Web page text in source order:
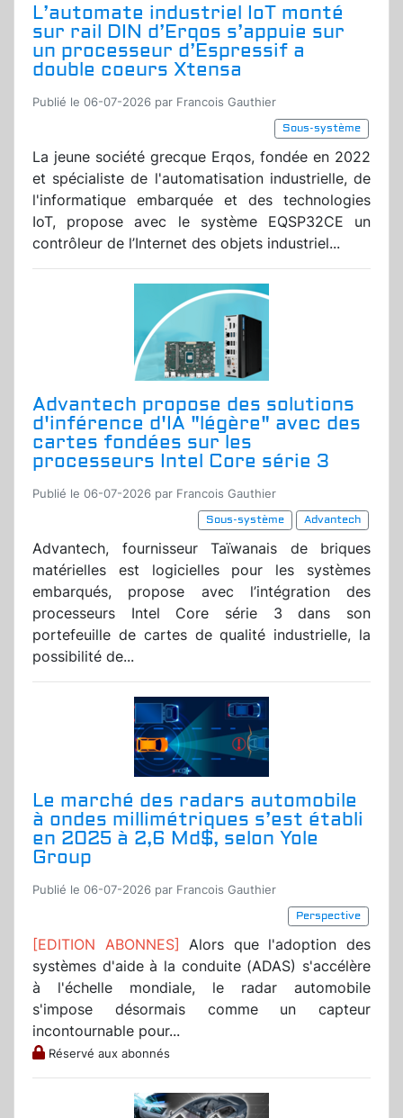
L’automate industriel IoT monté
sur rail DIN d’Erqos s’appuie sur
un processeur d’Espressif a
double coeurs Xtensa
Publié le 06-07-2026 par Francois Gauthier
Sous-système
La jeune société grecque Erqos, fondée en 2022
et spécialiste de l'automatisation industrielle, de
l'informatique embarquée et des technologies
IoT, propose avec le système EQSP32CE un
contrôleur de l’Internet des objets industriel...
Advantech propose des solutions
d'inférence d'IA "légère" avec des
cartes fondées sur les
processeurs Intel Core série 3
Publié le 06-07-2026 par Francois Gauthier
Sous-système
Advantech
Advantech, fournisseur Taïwanais de briques
matérielles est logicielles pour les systèmes
embarqués, propose avec l’intégration des
processeurs Intel Core série 3 dans son
portefeuille de cartes de qualité industrielle, la
possibilité de...
Le marché des radars automobile
à ondes millimétriques s’est établi
en 2025 à 2,6 Md$, selon Yole
Group
Publié le 06-07-2026 par Francois Gauthier
Perspective
[EDITION ABONNES]Alors que l'adoption des
systèmes d'aide à la conduite (ADAS) s'accélère
à l'échelle mondiale, le radar automobile
s'impose désormais comme un capteur
incontournable pour...
Réservé aux abonnés